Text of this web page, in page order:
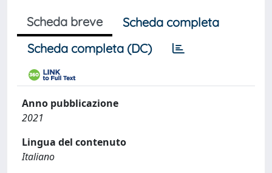
Scheda breve
Scheda completa
Scheda completa (DC)
Anno pubblicazione
2021
Lingua del contenuto
Italiano